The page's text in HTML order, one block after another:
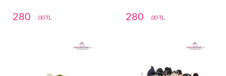
280 ,00 TL 280 ,00 TL